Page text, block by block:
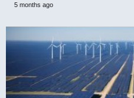
5 months ago